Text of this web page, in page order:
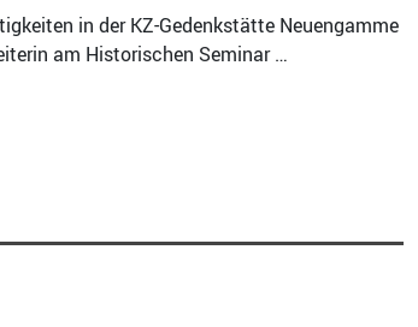
in der KZ-Gedenkstätte Neuengamme
am Historischen Seminar …